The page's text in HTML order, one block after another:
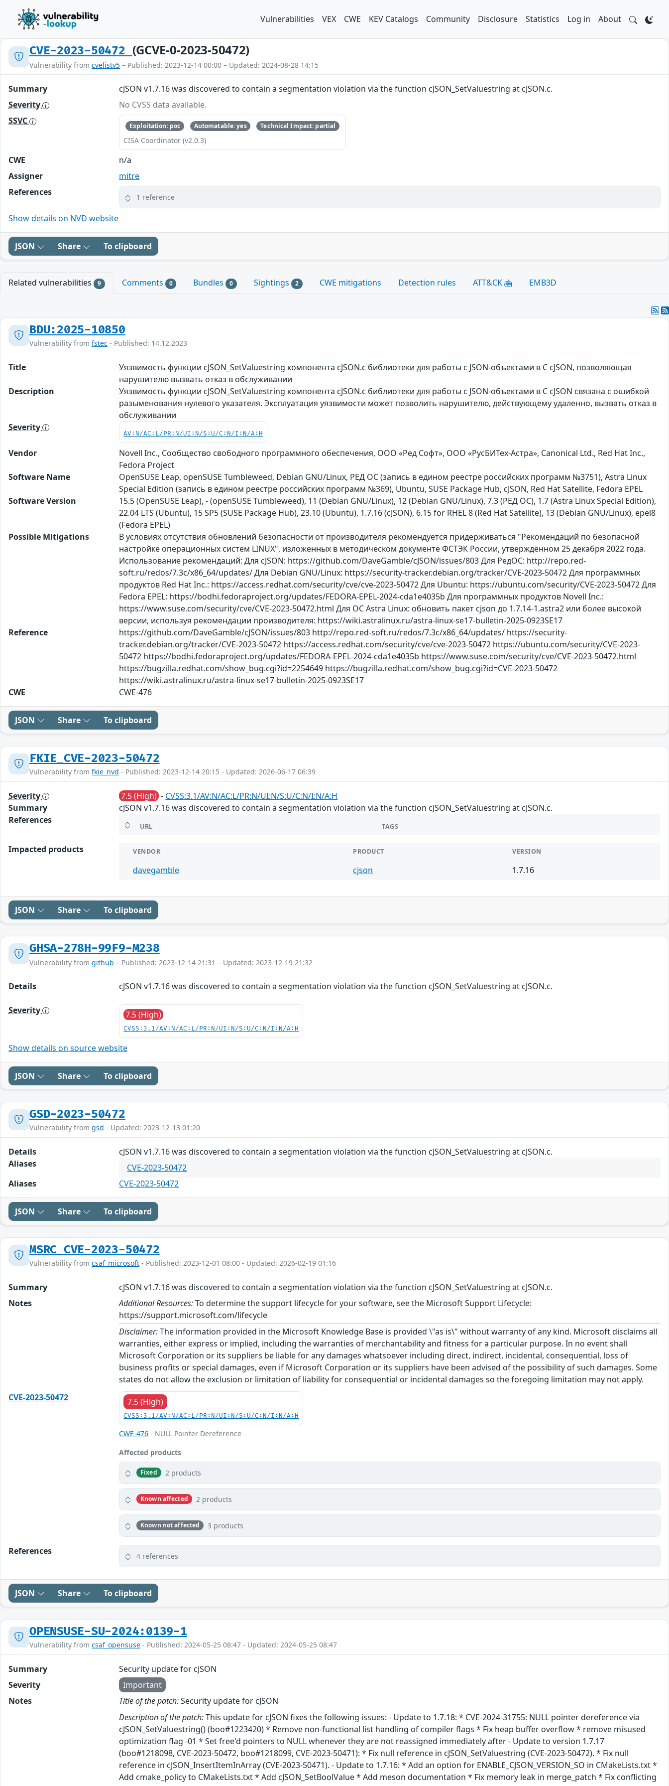
Vulnerabilities VEX CWE KEV Catalogs Community Disclosure Statistics Log in About
CVE-2023-50472 (GCVE-0-2023-50472)
Vulnerability from cvelistv5 – Published: 2023-12-14 00:00 – Updated: 2024-08-28 14:15
Summary
cJSON v1.7.16 was discovered to contain a segmentation violation via the function cJSON_SetValuestring at cJSON.c.
Severity
No CVSS data available.
SSVC
Exploitation: poc Automatable: yes Technical Impact: partial
CISA Coordinator (v2.0.3)
CWE
n/a
Assigner
mitre
References
1 reference
Show details on NVD website
JSON Share To clipboard
Related vulnerabilities 9 Comments 0 Bundles 0 Sightings 2 CWE mitigations Detection rules ATT&CK EMB3D
BDU:2025-10850
Vulnerability from fstec - Published: 14.12.2023
Title
Уязвимость функции cJSON_SetValuestring компонента cJSON.c библиотеки для работы с JSON-объектами в C cJSON, позволяющая
нарушителю вызвать отказ в обслуживании
Description
Уязвимость функции cJSON_SetValuestring компонента cJSON.c библиотеки для работы с JSON-объектами в C cJSON связана с ошибкой
разыменования нулевого указателя. Эксплуатация уязвимости может позволить нарушителю, действующему удаленно, вызвать отказ в
обслуживании
Severity
AV:N/AC:L/PR:N/UI:N/S:U/C:N/I:N/A:H
Vendor
Novell Inc., Сообщество свободного программного обеспечения, ООО «Ред Софт», ООО «РусБИТех-Астра», Canonical Ltd., Red Hat Inc.,
Fedora Project
Software Name
OpenSUSE Leap, openSUSE Tumbleweed, Debian GNU/Linux, РЕД ОС (запись в едином реестре российских программ №3751), Astra Linux
Special Edition (запись в едином реестре российских программ №369), Ubuntu, SUSE Package Hub, cJSON, Red Hat Satellite, Fedora EPEL
Software Version
15.5 (OpenSUSE Leap), - (openSUSE Tumbleweed), 11 (Debian GNU/Linux), 12 (Debian GNU/Linux), 7.3 (РЕД ОС), 1.7 (Astra Linux Special Edition),
22.04 LTS (Ubuntu), 15 SP5 (SUSE Package Hub), 23.10 (Ubuntu), 1.7.16 (cJSON), 6.15 for RHEL 8 (Red Hat Satellite), 13 (Debian GNU/Linux), epel8
(Fedora EPEL)
Possible Mitigations
В условиях отсутствия обновлений безопасности от производителя рекомендуется придерживаться "Рекомендаций по безопасной
настройке операционных систем LINUX", изложенных в методическом документе ФСТЭК России, утверждённом 25 декабря 2022 года.
Использование рекомендаций: Для сJSON: https://github.com/DaveGamble/cJSON/issues/803 Для РедОС: http://repo.red-
soft.ru/redos/7.3c/x86_64/updates/ Для Debian GNU/Linux: https://security-tracker.debian.org/tracker/CVE-2023-50472 Для программных
продуктов Red Hat Inc.: https://access.redhat.com/security/cve/cve-2023-50472 Для Ubuntu: https://ubuntu.com/security/CVE-2023-50472 Для
Fedora EPEL: https://bodhi.fedoraproject.org/updates/FEDORA-EPEL-2024-cda1e4035b Для программных продуктов Novell Inc.:
https://www.suse.com/security/cve/CVE-2023-50472.html Для ОС Astra Linux: обновить пакет cjson до 1.7.14-1.astra2 или более высокой
версии, используя рекомендации производителя: https://wiki.astralinux.ru/astra-linux-se17-bulletin-2025-0923SE17
Reference
https://github.com/DaveGamble/cJSON/issues/803 http://repo.red-soft.ru/redos/7.3c/x86_64/updates/ https://security-
tracker.debian.org/tracker/CVE-2023-50472 https://access.redhat.com/security/cve/cve-2023-50472 https://ubuntu.com/security/CVE-2023-
50472 https://bodhi.fedoraproject.org/updates/FEDORA-EPEL-2024-cda1e4035b https://www.suse.com/security/cve/CVE-2023-50472.html
https://bugzilla.redhat.com/show_bug.cgi?id=2254649 https://bugzilla.redhat.com/show_bug.cgi?id=CVE-2023-50472
https://wiki.astralinux.ru/astra-linux-se17-bulletin-2025-0923SE17
CWE
CWE-476
JSON Share To clipboard
FKIE_CVE-2023-50472
Vulnerability from fkie_nvd - Published: 2023-12-14 20:15 - Updated: 2026-06-17 06:39
Severity 7.5 (High) - CVSS:3.1/AV:N/AC:L/PR:N/UI:N/S:U/C:N/I:N/A:H
Summary
cJSON v1.7.16 was discovered to contain a segmentation violation via the function cJSON_SetValuestring at cJSON.c.
References
URL TAGS
Impacted products VENDOR PRODUCT VERSION
davegamble cjson 1.7.16
JSON Share To clipboard
GHSA-278H-99F9-M238
Vulnerability from github – Published: 2023-12-14 21:31 – Updated: 2023-12-19 21:32
Details cJSON v1.7.16 was discovered to contain a segmentation violation via the function cJSON_SetValuestring at cJSON.c.
Severity 7.5 (High)
CVSS:3.1/AV:N/AC:L/PR:N/UI:N/S:U/C:N/I:N/A:H
Show details on source website
JSON Share To clipboard
GSD-2023-50472
Vulnerability from gsd - Updated: 2023-12-13 01:20
Details
cJSON v1.7.16 was discovered to contain a segmentation violation via the function cJSON_SetValuestring at cJSON.c.
Aliases
CVE-2023-50472
Aliases
CVE-2023-50472
JSON Share To clipboard
MSRC_CVE-2023-50472
Vulnerability from csaf_microsoft - Published: 2023-12-01 08:00 - Updated: 2026-02-19 01:16
Summary
cJSON v1.7.16 was discovered to contain a segmentation violation via the function cJSON_SetValuestring at cJSON.c.
Notes
Additional Resources:To determine the support lifecycle for your software, see the Microsoft Support Lifecycle:
https://support.microsoft.com/lifecycle
Disclaimer:The information provided in the Microsoft Knowledge Base is provided \"as is\" without warranty of any kind. Microsoft disclaims all
warranties, either express or implied, including the warranties of merchantability and fitness for a particular purpose. In no event shall
Microsoft Corporation or its suppliers be liable for any damages whatsoever including direct, indirect, incidental, consequential, loss of
business profits or special damages, even if Microsoft Corporation or its suppliers have been advised of the possibility of such damages. Some
states do not allow the exclusion or limitation of liability for consequential or incidental damages so the foregoing limitation may not apply.
CVE-2023-50472
7.5 (High)
CVSS:3.1/AV:N/AC:L/PR:N/UI:N/S:U/C:N/I:N/A:H
CWE-476 - NULL Pointer Dereference
Affected products
Fixed 2 products
Known affected 2 products
Known not affected 3 products
References 4 references
JSON Share To clipboard
OPENSUSE-SU-2024:0139-1
Vulnerability from csaf_opensuse - Published: 2024-05-25 08:47 - Updated: 2024-05-25 08:47
Summary
Security update for cJSON
Severity
Important
Notes
Title of the patch:Security update for cJSON
Description of the patch:This update for cJSON fixes the following issues: - Update to 1.7.18: * CVE-2024-31755: NULL pointer dereference via
cJSON_SetValuestring() (boo#1223420) * Remove non-functional list handling of compiler flags * Fix heap buffer overflow * remove misused
optimization flag -01 * Set free'd pointers to NULL whenever they are not reassigned immediately after - Update to version 1.7.17
(boo#1218098, CVE-2023-50472, boo#1218099, CVE-2023-50471): * Fix null reference in cJSON_SetValuestring (CVE-2023-50472). * Fix null
reference in cJSON_InsertItemInArray (CVE-2023-50471). - Update to 1.7.16: * Add an option for ENABLE_CJSON_VERSION_SO in CMakeLists.txt *
Add cmake_policy to CMakeLists.txt * Add cJSON_SetBoolValue * Add meson documentation * Fix memory leak in merge_patch * Fix conflicting